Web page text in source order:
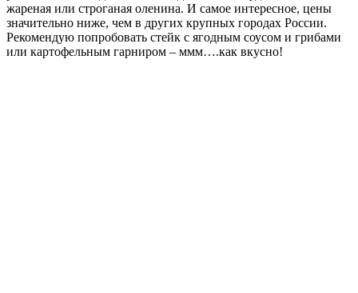
жареная или строганая оленина. И самое интересное, цены
значительно ниже, чем в других крупных городах России.
Рекомендую попробовать стейк с ягодным соусом и грибами
или картофельным гарниром – ммм….как вкусно!